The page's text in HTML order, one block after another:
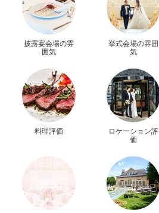
披露宴会場の雰
囲気
挙式会場の雰囲
気
料理評価
ロケーション評
価